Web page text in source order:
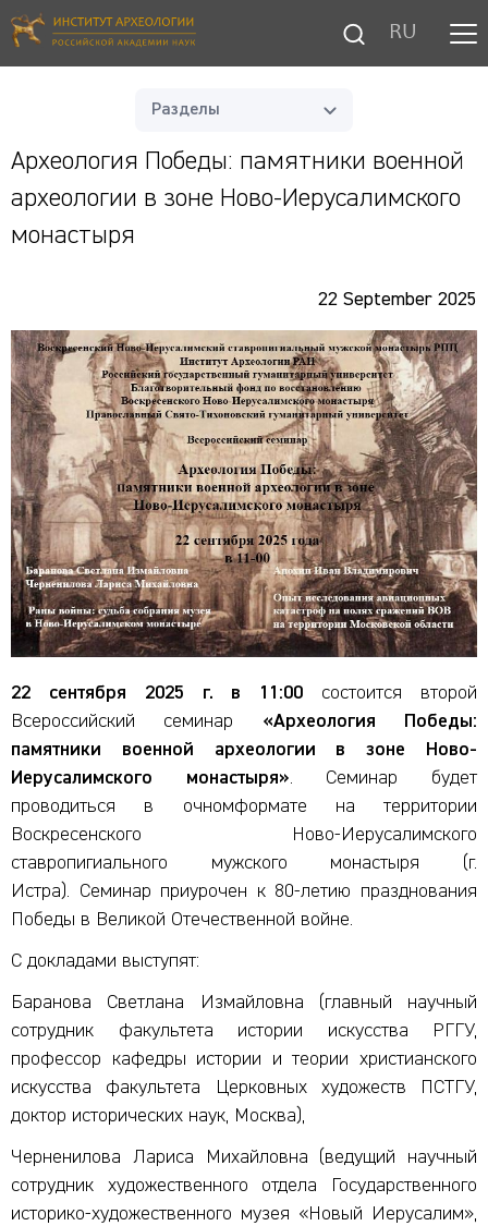
RU
Разделы
Археология Победы: памятники военной
археологии в зоне Ново-Иерусалимского
монастыря
22 September 2025
22 сентября 2025 г. в 11:00 состоится второй
Всероссийский семинар «Археология Победы:
памятники военной археологии в зоне Ново-
Иерусалимского монастыря». Семинар будет
проводиться в очномформате на территории
Воскресенского Ново-Иерусалимского
ставропигиального мужского монастыря (г.
Истра). Семинар приурочен к 80-летию празднования
Победы в Великой Отечественной войне.
С докладами выступят:
Баранова Светлана Измайловна (главный научный
сотрудник факультета истории искусства РГГУ,
профессор кафедры истории и теории христианского
искусства факультета Церковных художеств ПСТГУ,
доктор исторических наук, Москва),
Черненилова Лариса Михайловна (ведущий научный
сотрудник художественного отдела Государственного
историко-художественного музея «Новый Иерусалим»,